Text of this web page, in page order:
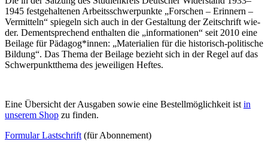
1945 fest­ge­hal­te­nen Ar­beits­schwer­punk­te „For­schen – Er­in­nern –
Ver­mit­teln“ spie­geln sich auch in der Ge­stal­tung der Zeit­schrift wie­
der. Dem­entspre­chend ent­hal­ten die „in­for­ma­tio­nen“ seit 2010 ei­ne
Bei­la­ge für Pädagog*innen: „Ma­te­ria­li­en für die his­to­risch-po­li­ti­sche
Bil­dung“. Das The­ma der Bei­la­ge be­zieht sich in der Re­gel auf das
Schwer­punkt­the­ma des je­wei­li­gen Heftes.
Ei­ne Über­sicht der Aus­ga­ben so­wie ei­ne Be­stell­mög­lich­keit ist in
un­se­rem Shop zu finden.
For­mu­lar Last­schrift (für Abonnement)